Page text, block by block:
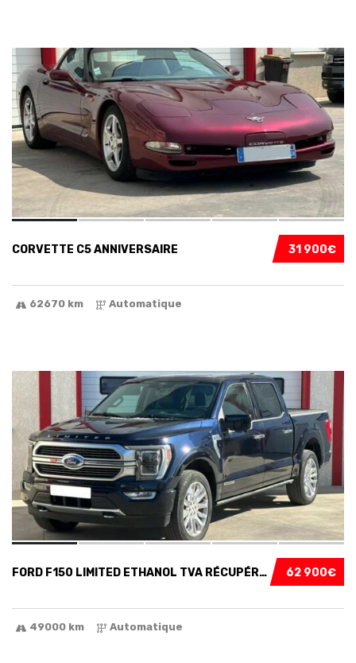
5
31 900€
CORVETTE C5 ANNIVERSAIRE
62670 km Automatique
SPECIAL
62 900€
FORD F150 LIMITED ETHANOL TVA RÉCUPÉRABLE...
49000 km Automatique